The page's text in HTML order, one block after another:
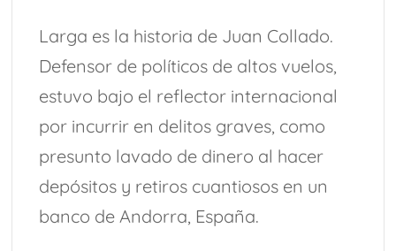
Larga es la historia de Juan Collado.
Defensor de políticos de altos vuelos,
estuvo bajo el reflector internacional
por incurrir en delitos graves, como
presunto lavado de dinero al hacer
depósitos y retiros cuantiosos en un
banco de Andorra, España.